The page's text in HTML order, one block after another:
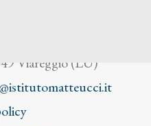
Viareggio (LU)